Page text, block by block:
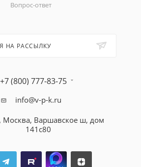
Вопрос-ответ
НА РАССЫЛКУ
+7 (800) 777-83-75
info@v-p-k.ru
Москва, Варшавское ш, дом
141с80